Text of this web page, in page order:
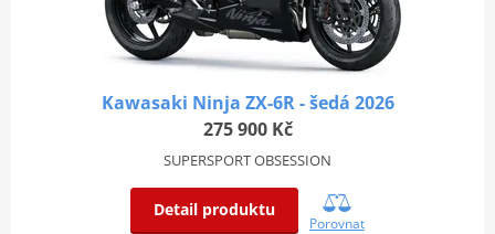
Kawasaki Ninja ZX-6R - šedá 2026
275 900 Kč
SUPERSPORT OBSESSION
Detail produktu
Porovnat